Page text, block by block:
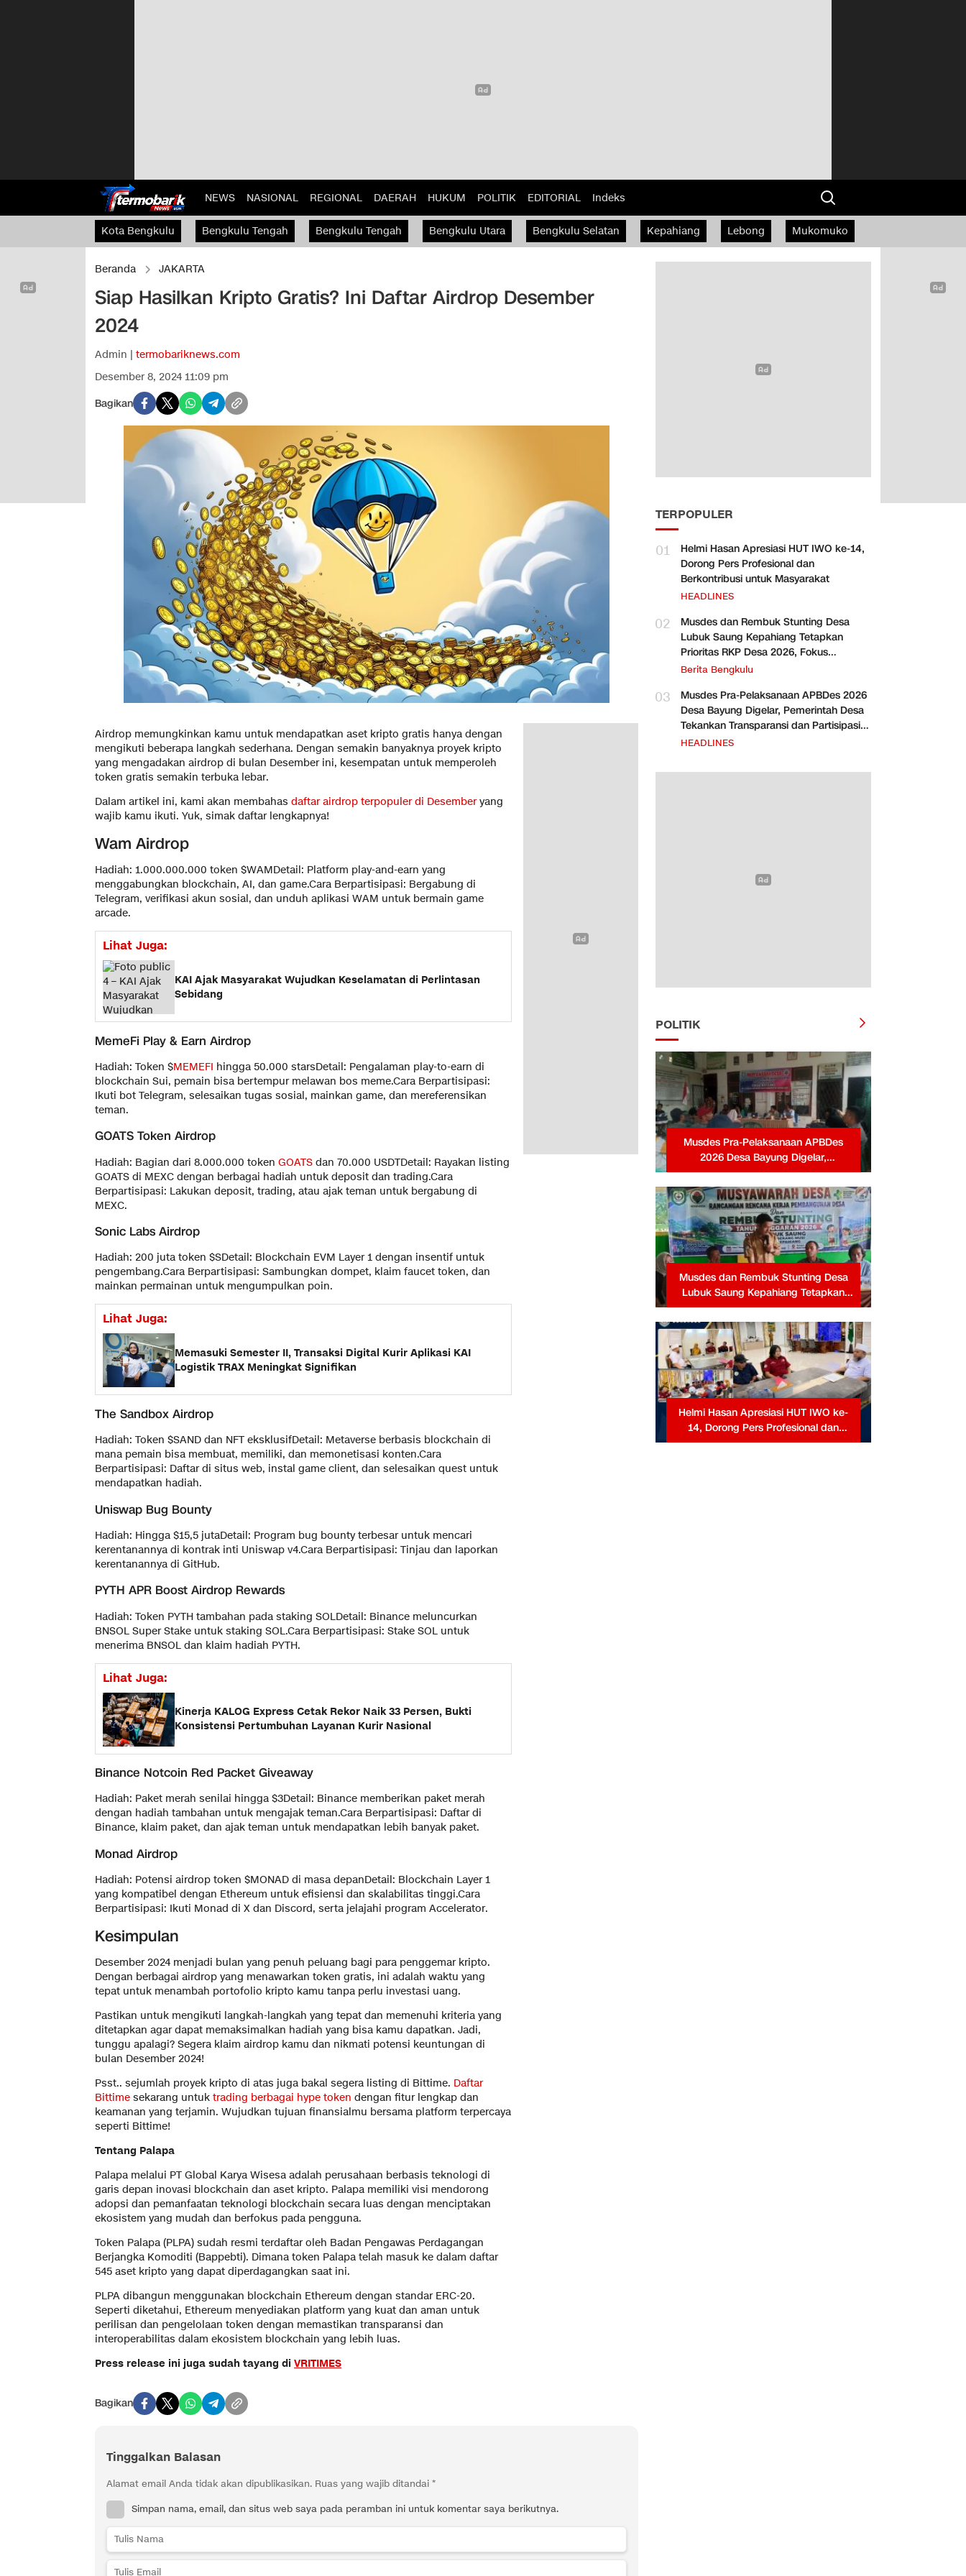
NEWS NASIONAL REGIONAL DAERAH HUKUM POLITIK EDITORIAL Indeks
Kota Bengkulu Bengkulu Tengah Bengkulu Tengah Bengkulu Utara Bengkulu Selatan Kepahiang Lebong Mukomuko
Beranda JAKARTA
Siap Hasilkan Kripto Gratis? Ini Daftar Airdrop Desember
2024
Admin | termobariknews.com
Desember 8, 2024 11:09 pm
Bagikan
Airdrop memungkinkan kamu untuk mendapatkan aset kripto gratis hanya dengan
mengikuti beberapa langkah sederhana. Dengan semakin banyaknya proyek kripto
yang mengadakan airdrop di bulan Desember ini, kesempatan untuk memperoleh
token gratis semakin terbuka lebar.
Dalam artikel ini, kami akan membahas daftar airdrop terpopuler di Desemberyang
wajib kamu ikuti. Yuk, simak daftar lengkapnya!
Wam Airdrop
Hadiah: 1.000.000.000 token $WAMDetail: Platform play-and-earn yang
menggabungkan blockchain, AI, dan game.Cara Berpartisipasi: Bergabung di
Telegram, verifikasi akun sosial, dan unduh aplikasi WAM untuk bermain game
arcade.
Lihat Juga:
KAI Ajak Masyarakat Wujudkan Keselamatan di Perlintasan
Sebidang
MemeFi Play & Earn Airdrop
Hadiah: Token $MEMEFI hingga 50.000 starsDetail: Pengalaman play-to-earn di
blockchain Sui, pemain bisa bertempur melawan bos meme.Cara Berpartisipasi:
Ikuti bot Telegram, selesaikan tugas sosial, mainkan game, dan mereferensikan
teman.
GOATS Token Airdrop
Hadiah: Bagian dari 8.000.000 token GOATS dan 70.000 USDTDetail: Rayakan listing
GOATS di MEXC dengan berbagai hadiah untuk deposit dan trading.Cara
Berpartisipasi: Lakukan deposit, trading, atau ajak teman untuk bergabung di
MEXC.
Sonic Labs Airdrop
Hadiah: 200 juta token $SDetail: Blockchain EVM Layer 1 dengan insentif untuk
pengembang.Cara Berpartisipasi: Sambungkan dompet, klaim faucet token, dan
mainkan permainan untuk mengumpulkan poin.
Lihat Juga:
Memasuki Semester II, Transaksi Digital Kurir Aplikasi KAI
Logistik TRAX Meningkat Signifikan
The Sandbox Airdrop
Hadiah: Token $SAND dan NFT eksklusifDetail: Metaverse berbasis blockchain di
mana pemain bisa membuat, memiliki, dan memonetisasi konten.Cara
Berpartisipasi: Daftar di situs web, instal game client, dan selesaikan quest untuk
mendapatkan hadiah.
Uniswap Bug Bounty
Hadiah: Hingga $15,5 jutaDetail: Program bug bounty terbesar untuk mencari
kerentanannya di kontrak inti Uniswap v4.Cara Berpartisipasi: Tinjau dan laporkan
kerentanannya di GitHub.
PYTH APR Boost Airdrop Rewards
Hadiah: Token PYTH tambahan pada staking SOLDetail: Binance meluncurkan
BNSOL Super Stake untuk staking SOL.Cara Berpartisipasi: Stake SOL untuk
menerima BNSOL dan klaim hadiah PYTH.
Lihat Juga:
Kinerja KALOG Express Cetak Rekor Naik 33 Persen, Bukti
Konsistensi Pertumbuhan Layanan Kurir Nasional
Binance Notcoin Red Packet Giveaway
Hadiah: Paket merah senilai hingga $3Detail: Binance memberikan paket merah
dengan hadiah tambahan untuk mengajak teman.Cara Berpartisipasi: Daftar di
Binance, klaim paket, dan ajak teman untuk mendapatkan lebih banyak paket.
Monad Airdrop
Hadiah: Potensi airdrop token $MONAD di masa depanDetail: Blockchain Layer 1
yang kompatibel dengan Ethereum untuk efisiensi dan skalabilitas tinggi.Cara
Berpartisipasi: Ikuti Monad di X dan Discord, serta jelajahi program Accelerator.
Kesimpulan
Desember 2024 menjadi bulan yang penuh peluang bagi para penggemar kripto.
Dengan berbagai airdrop yang menawarkan token gratis, ini adalah waktu yang
tepat untuk menambah portofolio kripto kamu tanpa perlu investasi uang.
Pastikan untuk mengikuti langkah-langkah yang tepat dan memenuhi kriteria yang
ditetapkan agar dapat memaksimalkan hadiah yang bisa kamu dapatkan. Jadi,
tunggu apalagi? Segera klaim airdrop kamu dan nikmati potensi keuntungan di
bulan Desember 2024!
Psst.. sejumlah proyek kripto di atas juga bakal segera listing di Bittime. Daftar
Bittime sekarang untuk trading berbagai hype token dengan fitur lengkap dan
keamanan yang terjamin. Wujudkan tujuan finansialmu bersama platform terpercaya
seperti Bittime!
Tentang Palapa
Palapa melalui PT Global Karya Wisesa adalah perusahaan berbasis teknologi di
garis depan inovasi blockchain dan aset kripto. Palapa memiliki visi mendorong
adopsi dan pemanfaatan teknologi blockchain secara luas dengan menciptakan
ekosistem yang mudah dan berfokus pada pengguna.
Token Palapa (PLPA) sudah resmi terdaftar oleh Badan Pengawas Perdagangan
Berjangka Komoditi (Bappebti). Dimana token Palapa telah masuk ke dalam daftar
545 aset kripto yang dapat diperdagangkan saat ini.
PLPA dibangun menggunakan blockchain Ethereum dengan standar ERC-20.
Seperti diketahui, Ethereum menyediakan platform yang kuat dan aman untuk
perilisan dan pengelolaan token dengan memastikan transparansi dan
interoperabilitas dalam ekosistem blockchain yang lebih luas.
Press release ini juga sudah tayang di VRITIMES
Bagikan
Tinggalkan Balasan
Alamat email Anda tidak akan dipublikasikan. Ruas yang wajib ditandai *
Simpan nama, email, dan situs web saya pada peramban ini untuk komentar saya berikutnya.
TERPOPULER
01
Helmi Hasan Apresiasi HUT IWO ke-14,
Dorong Pers Profesional dan
Berkontribusi untuk Masyarakat
HEADLINES
02
Musdes dan Rembuk Stunting Desa
Lubuk Saung Kepahiang Tetapkan
Prioritas RKP Desa 2026, Fokus
Infrastruktur dan Penurunan Stunting
Berita Bengkulu
03
Musdes Pra-Pelaksanaan APBDes 2026
Desa Bayung Digelar, Pemerintah Desa
Tekankan Transparansi dan Partisipasi
Warga
HEADLINES
POLITIK
Musdes Pra-Pelaksanaan APBDes
2026 Desa Bayung Digelar,
Pemerintah Desa Tekankan
Transparansi dan Partisipasi Warga
Musdes dan Rembuk Stunting Desa
Lubuk Saung Kepahiang Tetapkan
Prioritas RKP Desa 2026, Fokus
Infrastruktur dan Penurunan Stunting
Helmi Hasan Apresiasi HUT IWO ke-
14, Dorong Pers Profesional dan
Berkontribusi untuk Masyarakat